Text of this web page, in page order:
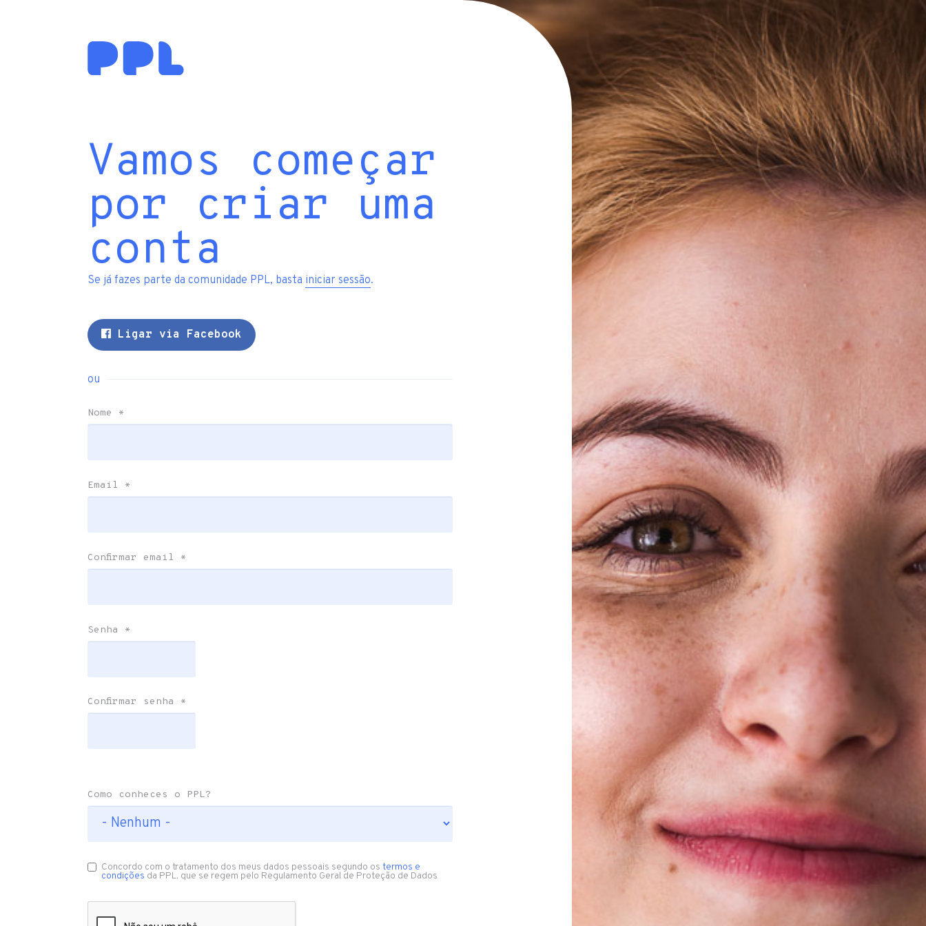
Vamos começar
por criar uma
conta
Se já fazes parte da comunidade PPL, basta iniciar sessão.
Ligar via Facebook
ou
Nome *
Email *
Confirmar email *
Senha *
Confirmar senha *
Como conheces o PPL?
Concordo com o tratamento dos meus dados pessoais segundo os termos e
condições da PPL, que se regem pelo Regulamento Geral de Proteção de Dados